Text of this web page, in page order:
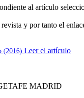
al artículo
y por tanto el
(2016) Leer el artículo
MADRID